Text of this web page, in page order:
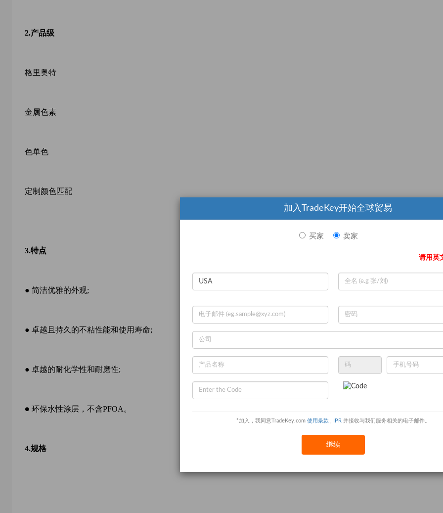
加入TradeKey开始全球贸易
买家 卖家
请用英
*加入，我同意TradeKey.com 使用条款 IPR 并接收与我们服务相关的电子邮件。
继续
2.产品级
格里奥特
金属色素
色单色
定制颜色匹配
3.特点
● 简洁优雅的外观;
● 卓越且持久的不粘性能和使用寿命;
● 卓越的耐化学性和耐磨性;
● 环保水性涂层，不含PFOA。
4.规格